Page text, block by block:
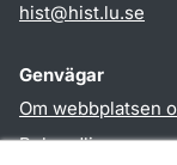
hist@hist.lu.se
Genvägar
Om webbplatsen
Behandling av